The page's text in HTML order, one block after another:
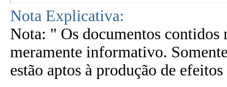
Nota Explicativa:
Nota: " Os documentos contidos
meramente informativo.
estão aptos à produção de